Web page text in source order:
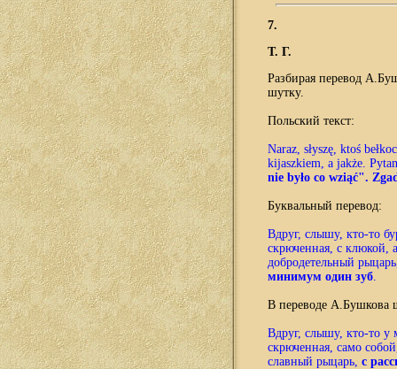
7.
Т. Г.
Разбирая перевод
шутку.
Польский текст:
Naraz, słyszę, ktoś
kijaszkiem, a jakże.
nie było co wziąć".
Буквальный перевод:
Вдруг, слышу, кто-то
скрюченная, с клюкой,
добродетельный
минимум один зуб.
В переводе А.Бушкова
Вдруг, слышу, кто-то у
скрюченная, само
славный рыцарь, с